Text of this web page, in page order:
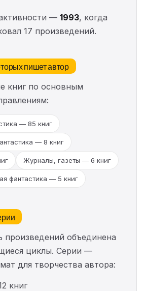
— 1993, когда
17 произведений.
пишет автор
книг по основным
— 85 книг
— 8 книг
Журналы, газеты — 6 книг
фантастика — 5 книг
произведений объединена
циклы. Серии —
для творчества автора:
книг